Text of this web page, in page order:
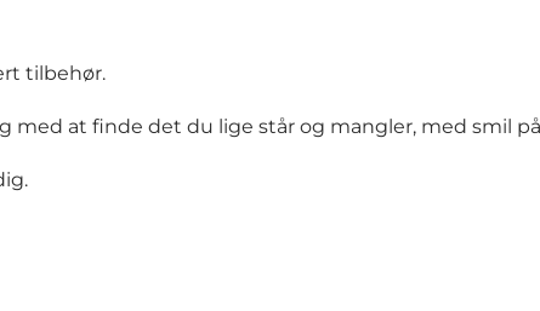
tilbehør.
at finde det du lige står og mangler, med smil